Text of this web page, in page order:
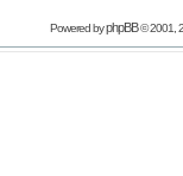
Powered byphpBB© 2001,